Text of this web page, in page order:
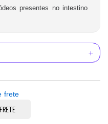
presentes no intestino
frete